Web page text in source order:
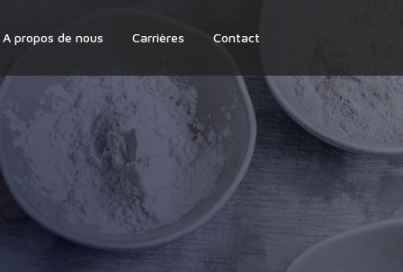
A propos de nous Carrières Contact